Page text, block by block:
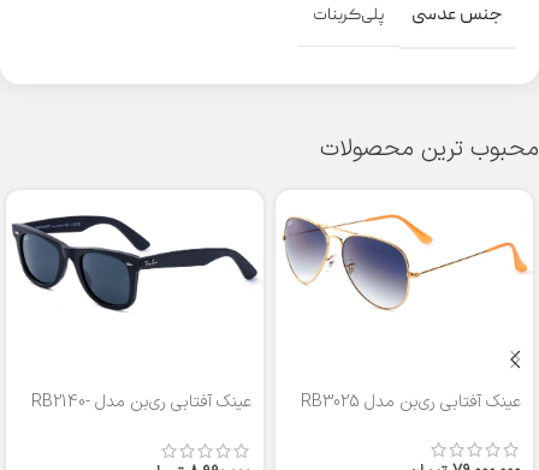
جنس عدسی پلی‌کربنات
محبوب ترین محصولات
عینک آفتابی ری‌بن مدل RB3025
عینک آفتابی ری‌بن مدل RB2140-